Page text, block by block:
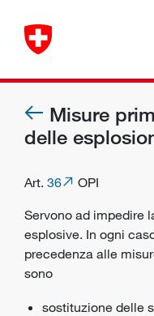
Misure
delle
Art. 36
OPI
Servono ad impedire
esplosive. In ogni
precedenza alle
sono
sostituzione delle